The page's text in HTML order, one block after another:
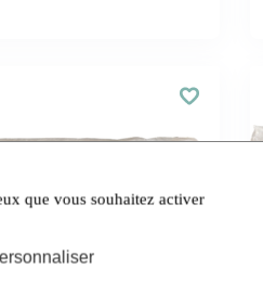
que vous souhaitez activer